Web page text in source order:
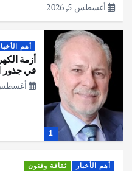
أغسطس 5, 2026
1
أهم
أزمة
في جذور
أغسطس 5,
أهم الأخبار ثقافة وفنون